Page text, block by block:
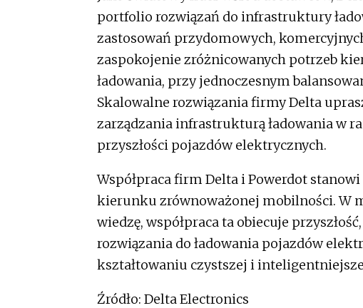
portfolio rozwiązań do infrastruktury
zastosowań przydomowych,
zaspokojenie zróżnicowanych potrzeb
ładowania, przy jednoczesnym
Skalowalne rozwiązania firmy Delta
zarządzania infrastrukturą ładowania w
przyszłości pojazdów elektrycznych.
Współpraca firm Delta i Powerdot
kierunku zrównoważonej mobilności. W
wiedzę, współpraca ta obiecuje
rozwiązania do ładowania pojazdów
kształtowaniu czystszej i
Źródło: Delta Electronics